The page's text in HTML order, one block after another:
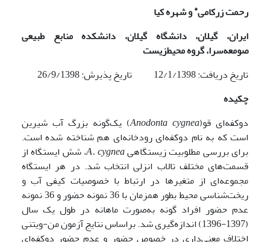
رحمت زرکامی*و شهره کیا
ایران، گیلان، دانشگاه گیلان، دانشکده منابع طبیعی
صومعه‌سرا، گروه محیط‌زیست
تاریخ دریافت: 12/1/1398 تاریخ پذیرش: 26/9/1398
چکیده
دوکفه‌ای قو(Anodonta cygnea) یک‌گونه بزرگ آب شیرین
است که به نام دوکفه‌ای رودخانه‌ای هم شناخته شده است.
برای بررسی مطلوبیت زیستگاهی
A.cygnea
، شش ایستگاه از
قسمت‌های مختلف تالاب انزلی انتخاب شد. در هر ایستگاه
مجموعه‌ای از متغیرها در ارتباط با خصوصیات کیفی آب و
ریخت‌شناسی محیط بطور همزمان با 36 نمونه حضور و 36 نمونه
عدم حضور افراد گونه به‌صورت ماهانه در طول یک سال
(1397-1396) اندازه‌گیری شد. براساس نتایج آزمون من-‌ویتنی
اختلاف معنی‌داری در خصوص حضور و عدم حضور دوکفه‌ای